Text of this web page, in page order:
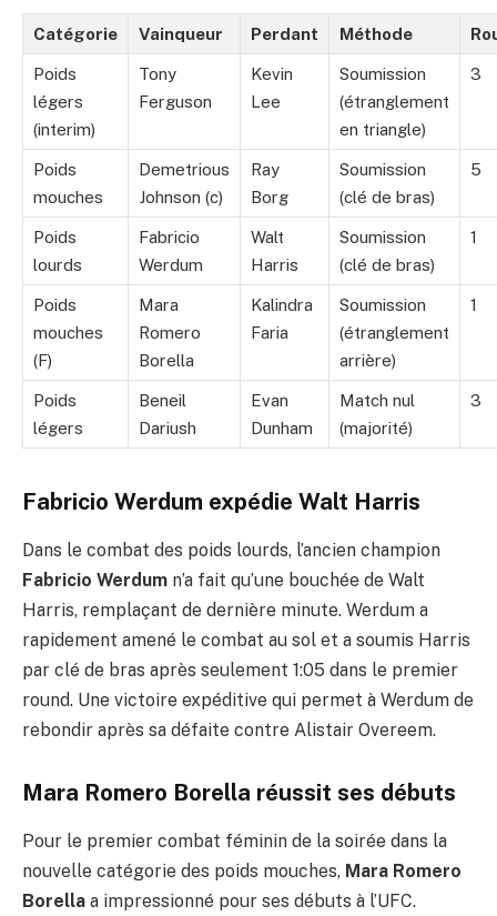
Catégorie Vainqueur Perdant Méthode
Poids
légers
(interim)
Tony
Ferguson
Kevin
Lee
Soumission
(étranglement
en triangle)
3
Poids
mouches
Demetrious
Johnson (c)
Ray
Borg
Soumission
(clé de bras)
5
Poids
lourds
Fabricio
Werdum
Walt
Harris
Soumission
(clé de bras)
1
Poids
mouches
(F)
Mara
Romero
Borella
Kalindra
Faria
Soumission
(étranglement
arrière)
1
Poids
légers
Beneil
Dariush
Evan
Dunham
Match nul
(majorité)
3
Fabricio Werdum expédie Walt Harris
Dans le combat des poids lourds, l’ancien champion
Fabricio Werdum n’a fait qu’une bouchée de Walt
Harris, remplaçant de dernière minute. Werdum a
rapidement amené le combat au sol et a soumis Harris
par clé de bras après seulement 1:05 dans le premier
round. Une victoire expéditive qui permet à Werdum de
rebondir après sa défaite contre Alistair Overeem.
Mara Romero Borella réussit ses débuts
Pour le premier combat féminin de la soirée dans la
nouvelle catégorie des poids mouches, Mara Romero
Borella a impressionné pour ses débuts à l’UFC.